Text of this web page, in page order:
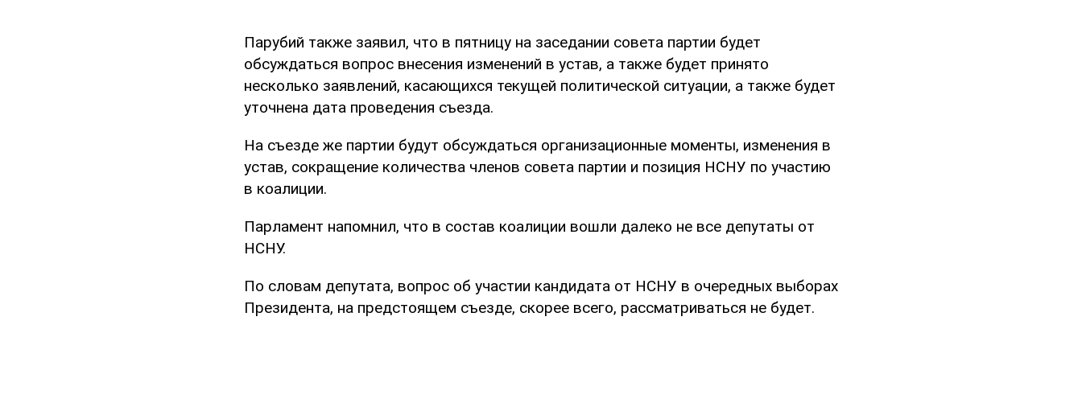
Парубий также заявил, что в пятницу на заседании совета партии будет
обсуждаться вопрос внесения изменений в устав, а также будет принято
несколько заявлений, касающихся текущей политической ситуации, а также будет
уточнена дата проведения съезда.
На съезде же партии будут обсуждаться организационные моменты, изменения в
устав, сокращение количества членов совета партии и позиция НСНУ по участию
в коалиции.
Парламент напомнил, что в состав коалиции вошли далеко не все депутаты от
НСНУ.
По словам депутата, вопрос об участии кандидата от НСНУ в очередных выборах
Президента, на предстоящем съезде, скорее всего, рассматриваться не будет.